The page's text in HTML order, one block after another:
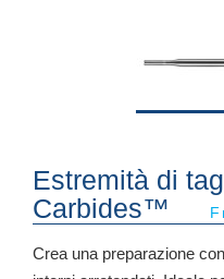
Estremità di
Carbides™
Crea una preparazione